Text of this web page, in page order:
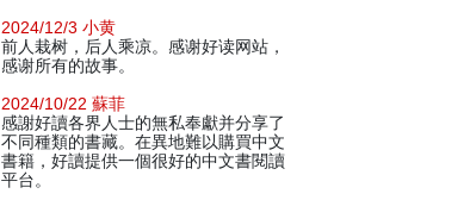
2024/12/3 小黄
前人栽树，后人乘凉。感谢好读网站，
感谢所有的故事。
2024/10/22 蘇菲
感謝好讀各界人士的無私奉獻并分享了
不同種類的書藏。在異地難以購買中文
書籍，好讀提供一個很好的中文書閱讀
平台。